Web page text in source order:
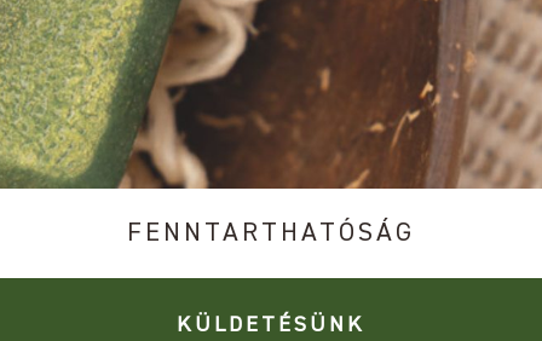
FENNTARTHATÓSÁG
KÜLDETÉSÜNK